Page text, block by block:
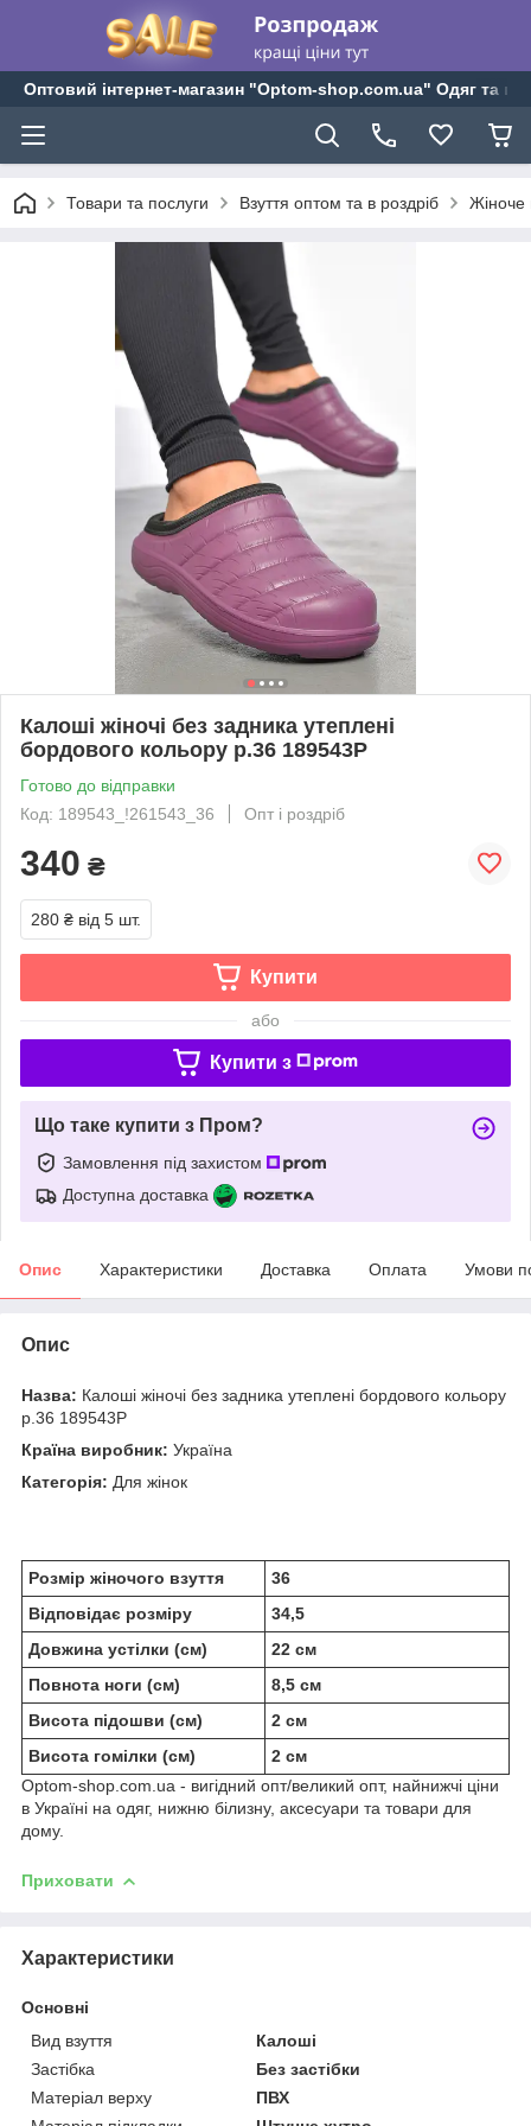
Оптовий інтернет-магазин "Optom-shop.com.ua" Одяг та
Товари та послуги Взуття оптом та в роздріб Жіноче
Калоші жіночі без задника утеплені
бордового кольору р.36 189543P
Готово до відправки
Код: 189543_!261543_36
Опт і роздріб
340 ₴
280 ₴ від 5 шт.
Купити
або
Купити з
Що таке купити з Пром?
Замовлення під захистом
Доступна доставка
Опис Характеристики Доставка Оплата Умови
Опис
Назва: Калоші жіночі без задника утеплені бордового кольору
р.36 189543P
Країна виробник: Україна
Категорія: Для жінок
Розмір жіночого взуття
36
Відповідає розміру
34,5
Довжина устілки (см)
22 см
Повнота ноги (см)
8,5 см
Висота підошви (см)
2 см
Висота гомілки (см)
2 см
Optom-shop.com.ua - вигідний опт/великий опт, найнижчі ціни
в Україні на одяг, нижню білизну, аксесуари та товари для
дому.
Приховати
Характеристики
Основні
Вид взуття
Калоші
Застібка
Без застібки
Матеріал верху
ПВХ